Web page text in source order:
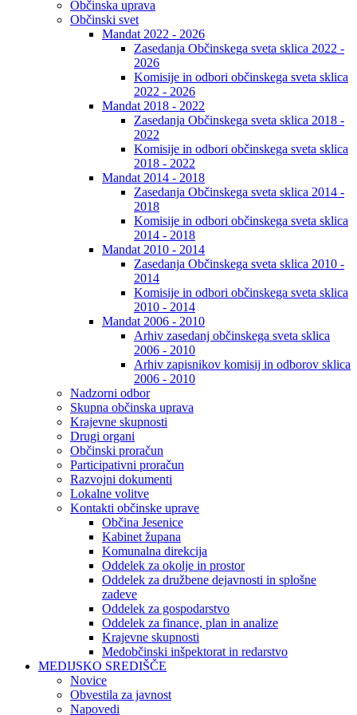
Občinska uprava
Občinski svet
Mandat 2022 - 2026
Zasedanja Občinskega sveta sklica 2022 -
2026
Komisije in odbori občinskega sveta sklica
2022 - 2026
Mandat 2018 - 2022
Zasedanja Občinskega sveta sklica 2018 -
2022
Komisije in odbori občinskega sveta sklica
2018 - 2022
Mandat 2014 - 2018
Zasedanja Občinskega sveta sklica 2014 -
2018
Komisije in odbori občinskega sveta sklica
2014 - 2018
Mandat 2010 - 2014
Zasedanja Občinskega sveta sklica 2010 -
2014
Komisije in odbori občinskega sveta sklica
2010 - 2014
Mandat 2006 - 2010
Arhiv zasedanj občinskega sveta sklica
2006 - 2010
Arhiv zapisnikov komisij in odborov sklica
2006 - 2010
Nadzorni odbor
Skupna občinska uprava
Krajevne skupnosti
Drugi organi
Občinski proračun
Participativni proračun
Razvojni dokumenti
Lokalne volitve
Kontakti občinske uprave
Občina Jesenice
Kabinet župana
Komunalna direkcija
Oddelek za okolje in prostor
Oddelek za družbene dejavnosti in splošne
zadeve
Oddelek za gospodarstvo
Oddelek za finance, plan in analize
Krajevne skupnosti
Medobčinski inšpektorat in redarstvo
MEDIJSKO SREDIŠČE
Novice
Obvestila za javnost
Napovedi